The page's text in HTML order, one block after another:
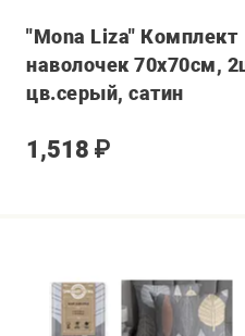
"Mona Liza" Комплект
наволочек 70х70см,
цв.серый, сатин
1,518 ₽